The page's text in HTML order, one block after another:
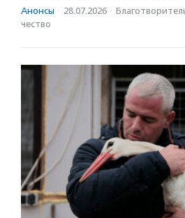
Анонсы · 28.07.2026 ·
чест­во